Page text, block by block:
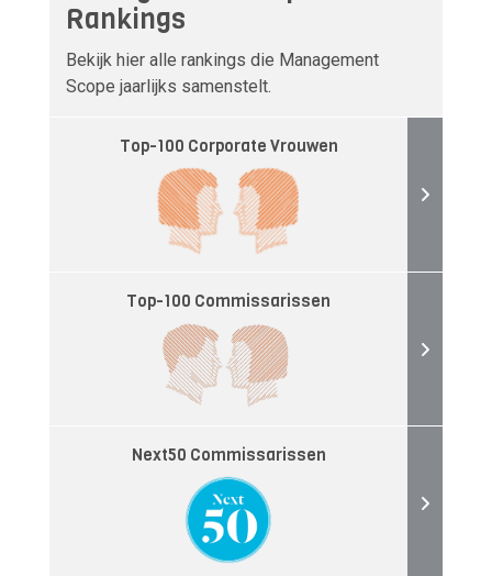
Rankings
Bekijk hier alle rankings die Management
Scope jaarlijks samenstelt.
Top-100 Corporate Vrouwen
Top-100 Commissarissen
Next50 Commissarissen